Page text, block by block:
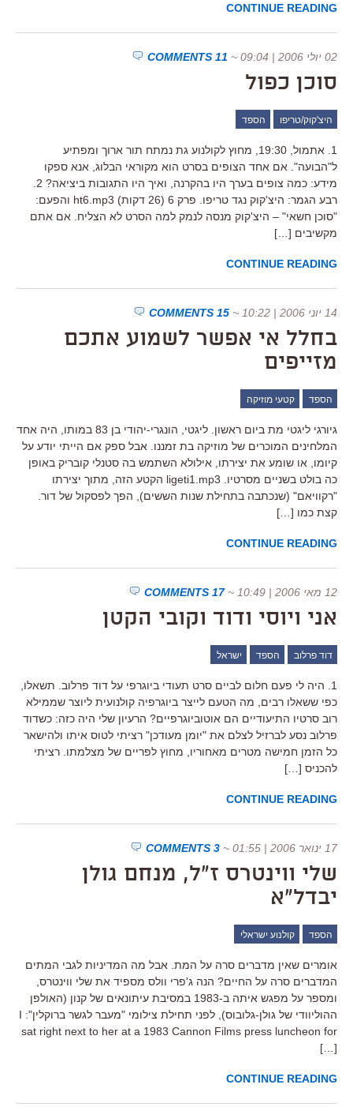
CONTINUE READING
02 יולי 2006 | 09:04 ~
11 COMMENTS
סוכן כפול
היצ'קוק/טריפו הספד
1. אתמול, 19:30, מחוץ לקולנוע גת נמתח תור ארוך ומפתיע
ל"הבועה". אם אחד הצופים בסרט הוא מקוראי הבלוג, אנא ספקו
רבע הגמר: היצ'קוק נגד טריפו. פרק 6 (26 דקות) ht6.mp3 והפעם:
"סוכן חשאי" – היצ'קוק מנסה לנמק למה הסרט לא הצליח. אם אתם
מקשיבים […]
CONTINUE READING
14 יוני 2006 | 10:22 ~
15 COMMENTS
בחלל אי אפשר לשמוע אתכם
מזייפים
הספד קטעי מוזיקה
גיורגי ליגטי מת ביום ראשון. ליגטי, הונגרי-יהודי בן 83 במותו, היה אחד
המלחינים המוכרים של מוזיקה בת זמננו. אבל ספק אם הייתי יודע על
קיומו, או שומע את יצירתו, אילולא השתמש בה סטנלי קובריק באופן
כה בולט בשניים מסרטיו. ligeti1.mp3 הקטע הזה, מתוך יצירתו
"רקוויאם" (שנכתבה בתחילת שנות הששים), הפך לפסקול של דור.
קצת כמו […]
CONTINUE READING
12 מאי 2006 | 10:49 ~
17 COMMENTS
אני ויוסי ודוד וקובי הקטן
דוד פרלוב הספד ישראל
1. היה לי פעם חלום לביים סרט תעודי ביוגרפי על דוד פרלוב. תשאלו,
כפי ששאלו רבים, מה הטעם לייצר ביוגרפיה קולנועית ליוצר שממילא
רוב סרטיו התיעודיים הם אוטוביוגרפיים? הרעיון שלי היה כזה: כשדוד
פרלוב נסע לברזיל לצלם את "יומן מעודכן" רציתי לטוס איתו ולהישאר
כל הזמן חמישה מטרים מאחוריו, מחוץ לפריים של מצלמתו. רציתי
להכניס […]
CONTINUE READING
17 ינואר 2006 | 01:55 ~
3 COMMENTS
שלי ווינטרס ז"ל, מנחם גולן
יבדל"א
הספד קולנוע ישראלי
אומרים שאין מדברים סרה על המת. אבל מה המדיניות לגבי המתים
המדברים סרה על החיים? הנה ג'פרי וולס מספיד את שלי ווינטרס,
ומספר על מפגש איתה ב-1983 במסיבת עיתונאים של קנון (האולפן
ההוליוודי של גולן-גלובוס), לפני תחילת צילומי "מעבר לגשר ברוקלין": I
sat right next to her at a 1983 Cannon Films press luncheon for
[…]
CONTINUE READING